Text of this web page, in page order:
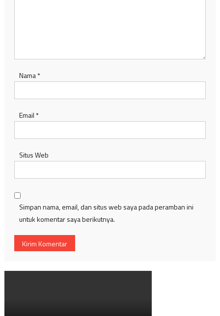
Nama*
Email *
Situs Web
Simpan nama, email, dan situs web saya pada peramban ini
untuk komentar saya berikutnya.